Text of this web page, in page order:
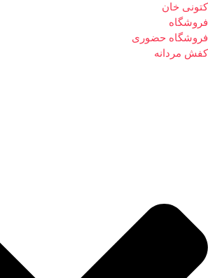
کتونی خان
فروشگاه
فروشگاه حضوری
کفش مردانه